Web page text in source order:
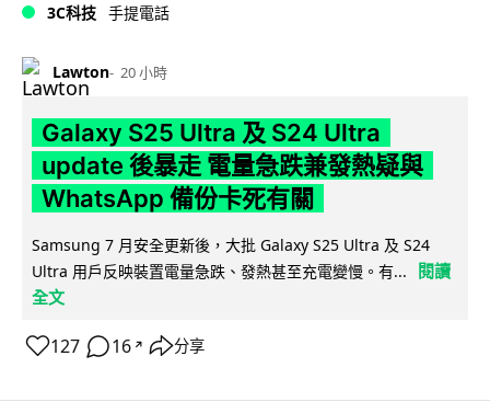
3C科技 手提電話
Lawton 20 小時
Galaxy S25 Ultra 及 S24 Ultra
update 後暴走 電量急跌兼發熱疑與
WhatsApp 備份卡死有關
Samsung 7 月安全更新後，大批 Galaxy S25 Ultra 及 S24
Ultra 用戶反映裝置電量急跌、發熱甚至充電變慢。有...
閱讀
全文
127 16 ↗ 分享